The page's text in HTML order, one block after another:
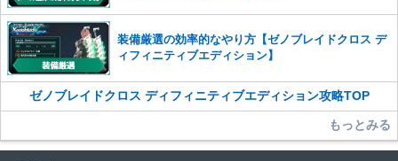
装備厳選の効率的なやり方【ゼノブレイドクロス デ
ィフィニティブエディション】
ゼノブレイドクロス ディフィニティブエディション攻略TOP
もっとみる